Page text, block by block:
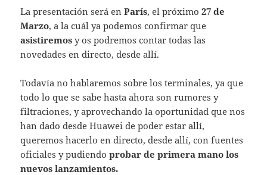
La presentación será enParís, el próximo27 de
Marzo, a la cuál ya podemos confirmar que
asistiremos y os podremos contar todas las
novedades en directo, desde allí.
Todavía no hablaremos sobre los terminales, ya que
todo lo que se sabe hasta ahora son rumores y
filtraciones, y aprovechando la oportunidad que nos
han dado desde Huawei de poder estar allí,
queremos hacerlo en directo, desde allí, con fuentes
oficiales y pudiendoprobar de primera mano los
nuevos lanzamientos.